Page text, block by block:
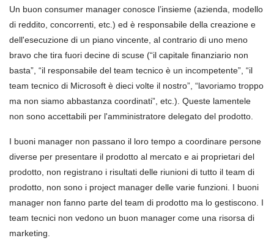
Un buon consumer manager conosce l’insieme (azienda, modello
di reddito, concorrenti, etc.) ed è responsabile della creazione e
dell'esecuzione di un piano vincente, al contrario di uno meno
bravo che tira fuori decine di scuse (“il capitale finanziario non
basta”, “il responsabile del team tecnico è un incompetente”, “il
team tecnico di Microsoft è dieci volte il nostro”, “lavoriamo troppo
ma non siamo abbastanza coordinati”, etc.). Queste lamentele
non sono accettabili per l'amministratore delegato del prodotto.
I buoni manager non passano il loro tempo a coordinare persone
diverse per presentare il prodotto al mercato e ai proprietari del
prodotto, non registrano i risultati delle riunioni di tutto il team di
prodotto, non sono i project manager delle varie funzioni. I buoni
manager non fanno parte del team di prodotto ma lo gestiscono. I
team tecnici non vedono un buon manager come una risorsa di
marketing.